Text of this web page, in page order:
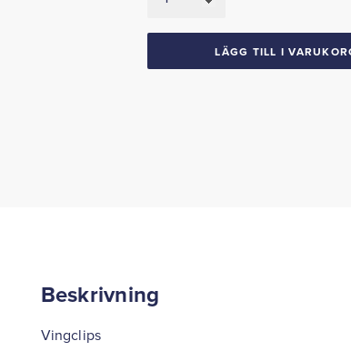
mängd
LÄGG TILL I
Beskrivning
Vingclips